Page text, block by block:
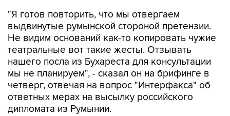
"Я готов повторить, что мы отвергаем
выдвинутые румынской стороной претензии.
Не видим оснований как-то копировать чужие
театральные вот такие жесты. Отзывать
нашего посла из Бухареста для консультации
мы не планируем", - сказал он на брифинге в
четверг, отвечая на вопрос "Интерфакса" об
ответных мерах на высылку российского
дипломата из Румынии.